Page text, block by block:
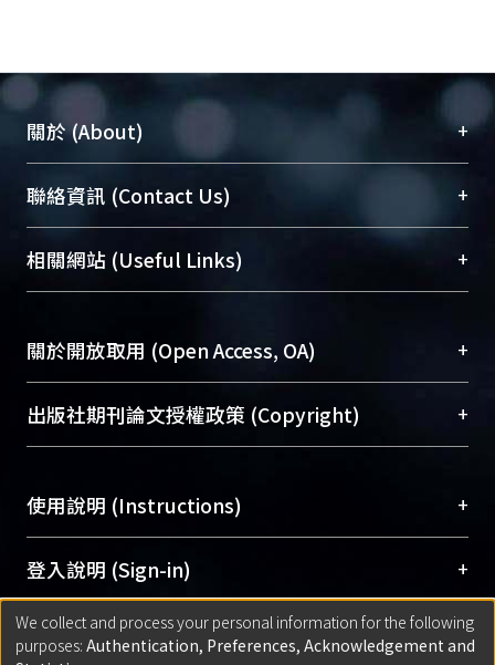
關於 (About) +
臺大位居世界頂尖大學之列，為永久珍藏及向國際
展現本校豐碩的研究成果及學術能量，圖書館整合
機構典藏（NTUR）與學術庫（AH）不同功能平
台，成為臺大學術典藏NTU scholars。期能整合研
成果。
To permanently archive and promote researcher
profiles and scholarly works, Library integrates the
services of “NTU Repository” with “Academic
聯絡資訊 (Contact Us) +
總館學科館員(Main Library)
醫學圖書館學科館員(Medical Library)
Sciences Library)
相關網站 (Useful Links) +
關於開放取用 (Open Access, OA) +
開放取用是從使用者角度提升資訊取用性的社會運
動，應用在學術研究上是透過將研究著作公開供使
用逐年攀升。同時可加速研究發展、提升研究影響
Archive）平台。 （點選深入了解OA）
出版社期刊論文授權政策 (Copyright) +
含部分內容的版權非匯入者所有，或由第三方贊
助與合作完成，請確認該版權所有者及第三方同
意提供此授權。
Please represent that the submission is your
original work, and that you have the right to
grant the rights to upload.
使用說明 (Instructions) +
網站簡介(Quickstart Guide)
使用手冊(Instruction Manual)
線上預約服務(Booking Service)
登入說明 (Sign-in) +
方案一：臺灣大學計算機中心帳號登入
匯入著作 (Submission) +
We collect and process your personal information for the following
purposes: Authentication, Preferences, Acknowledgement and